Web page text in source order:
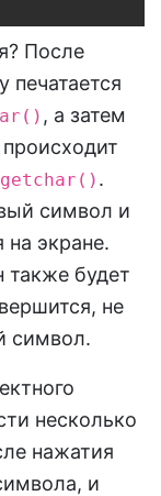
После
печатается
, а затем
getchar() .
символ и
экране.
также будет
не
символ.
несколько
нажатия
и